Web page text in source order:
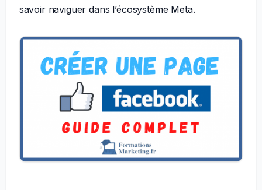
savoir naviguer dans l’écosystème Meta.